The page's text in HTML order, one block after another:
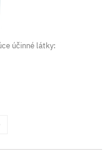
účinné látky: